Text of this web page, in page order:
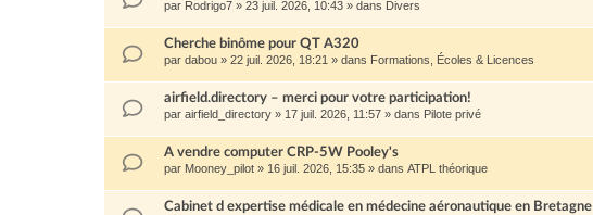
par Rodrigo7 » 23 juil. 2026, 10:43 » dans Divers
Cherche binôme pour QT A320
par dabou » 22 juil. 2026, 18:21 » dans Formations, Écoles & Licences
airfield.directory – merci pour votre participation!
par airfield_directory » 17 juil. 2026, 11:57 » dans Pilote privé
A vendre computer CRP-5W Pooley's
par Mooney_pilot » 16 juil. 2026, 15:35 » dans ATPL théorique
Cabinet d expertise médicale en médecine aéronautique en Bretagne